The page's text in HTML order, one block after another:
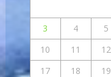
3
4 5
10
11 12
17
18 19